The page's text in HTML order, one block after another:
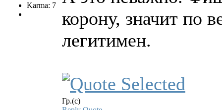
Karma: 7
корону, значит по
легитимен.
Гр.(с)